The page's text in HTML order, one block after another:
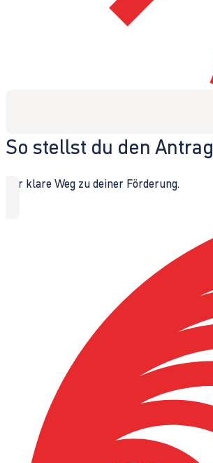
So stellst du den Antrag
Der klare Weg zu deiner Förderung.